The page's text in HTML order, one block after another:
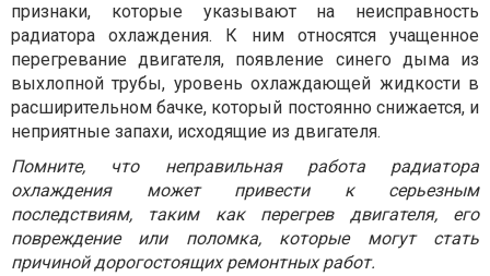
признаки, которые указывают на неисправность
радиатора охлаждения. К ним относятся учащенное
перегревание двигателя, появление синего дыма из
выхлопной трубы, уровень охлаждающей жидкости в
расширительном бачке, который постоянно снижается, и
неприятные запахи, исходящие из двигателя.
Помните, что неправильная работа радиатора
охлаждения может привести к серьезным
последствиям, таким как перегрев двигателя, его
повреждение или поломка, которые могут стать
причиной дорогостоящих ремонтных работ.